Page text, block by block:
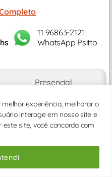
experiência, melhorar o
interage em nosso site e
este site, você concorda com
11 96863-2121
WhatsApp Psitto
Presencial
MM
DD/MM
DD/MM
DD/MM
BRASÍLIA